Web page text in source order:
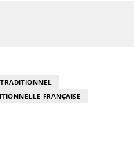
FRANÇAISE